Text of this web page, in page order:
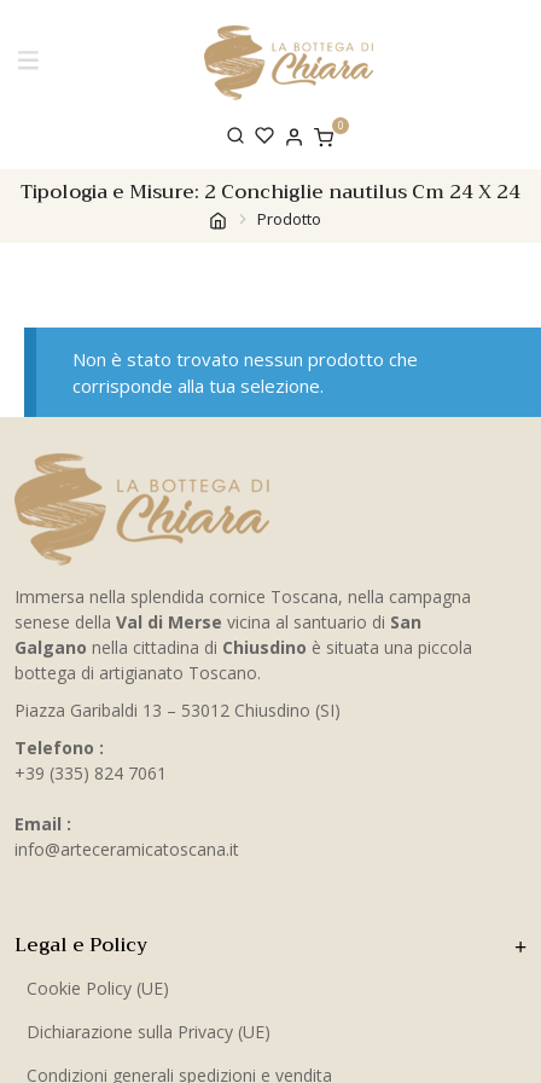
0
Tipologia e Misure: 2 Conchiglie nautilus Cm 24 X 24
Prodotto
Non è stato trovato nessun prodotto che
corrisponde alla tua selezione.
Immersa nella splendida cornice Toscana, nella campagna
senese della Val di Merse vicina al santuario di San
Galgano nella cittadina di Chiusdino è situata una piccola
bottega di artigianato Toscano.
Piazza Garibaldi 13 – 53012 Chiusdino (SI)
Telefono :
+39 (335) 824 7061
Email :
info@arteceramicatoscana.it
Legal e Policy
Cookie Policy (UE)
Dichiarazione sulla Privacy (UE)
Condizioni generali spedizioni e vendita